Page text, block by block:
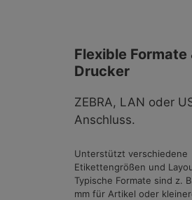
Flexible Formate
Drucker
ZEBRA, LAN oder
Anschluss.
Unterstützt verschiedene
Etikettengrößen und
Typische Formate sind z.
mm für Artikel oder